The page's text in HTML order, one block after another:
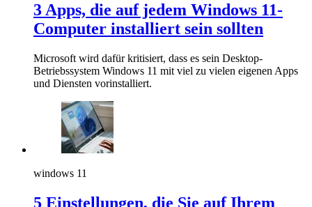
3 Apps, die auf jedem Windows 11-
Computer installiert sein sollten
Microsoft wird dafür kritisiert, dass es sein Desktop-
Betriebssystem Windows 11 mit viel zu vielen eigenen Apps
und Diensten vorinstalliert.
windows 11
5 Einstellungen, die Sie auf Ihrem